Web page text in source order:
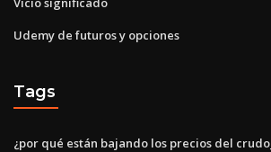
Udemy de futuros y opciones
Tags
¿por qué están bajando los precios del crudo_